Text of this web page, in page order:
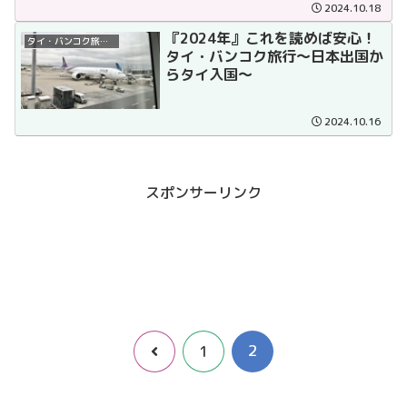
2024.10.18
タイ・バンコク旅行体験
『2024年』これを読めば安心！
タイ・バンコク旅行～日本出国か
らタイ入国～
2024.10.16
スポンサーリンク
前
1 2